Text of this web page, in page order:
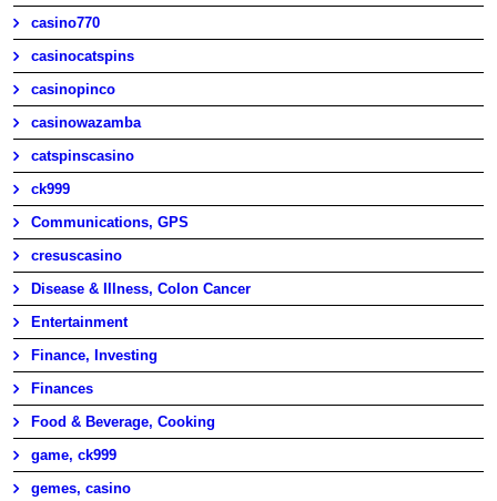
casino770
casinocatspins
casinopinco
casinowazamba
catspinscasino
ck999
Communications, GPS
cresuscasino
Disease & Illness, Colon Cancer
Entertainment
Finance, Investing
Finances
Food & Beverage, Cooking
game, ck999
gemes, casino